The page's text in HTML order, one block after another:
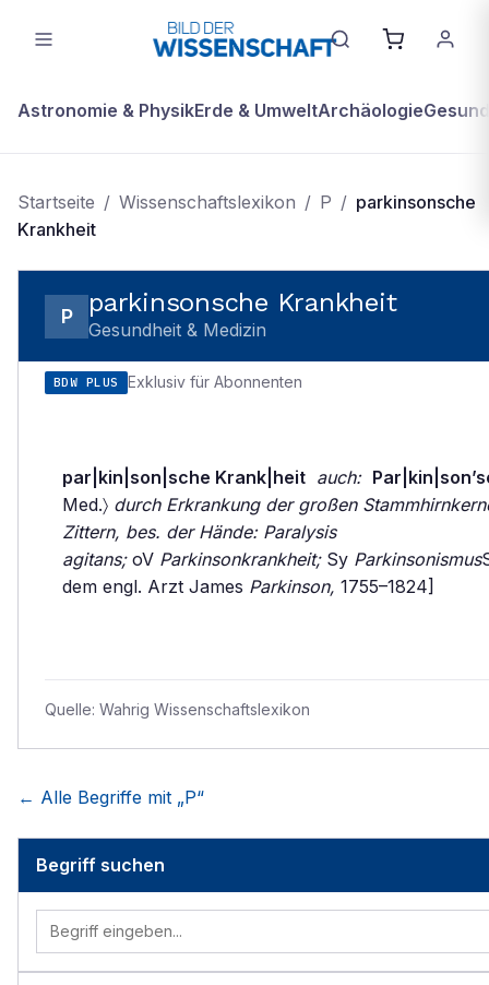
Astronomie & PhysikErde & UmweltArchäologie
Startseite / Wissenschaftslexikon / P / parkinsonsche
Krankheit
P parkinsonsche Krankheit
Gesundheit & Medizin
BDW PLUS Exklusiv für Abonnenten
par|kin|son|sche Krank|heit auch:
Med.〉 durch Erkrankung der großen
Zittern, bes. der Hände: Paralysis
agitans;oV Parkinsonkrankheit;Sy Parkinsonismus
dem engl. Arzt James Parkinson, 1755–1824]
Quelle: Wahrig Wissenschaftslexikon
← Alle Begriffe mit „P“
Begriff suchen